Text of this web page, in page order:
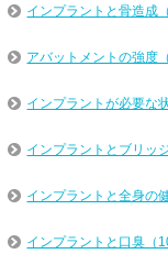
インプラントと骨造成（
アバットメントの強度（
インプラントが必要な
インプラントとブリッ
インプラントと全身の
インプラントと口臭（